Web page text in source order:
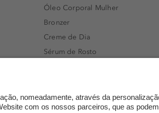
Óleo Corporal Mulher
Bronzer
Creme de Dia
Sérum de Rosto
Espuma de Limpeza Facial
Dermocosmética